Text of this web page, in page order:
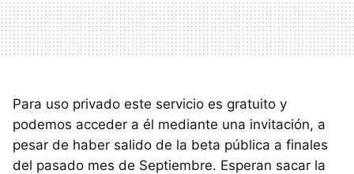
Para uso privado este servicio es gratuito y
podemos acceder a él mediante una invitación, a
pesar de haber salido de la beta pública a finales
del pasado mes de Septiembre. Esperan sacar la